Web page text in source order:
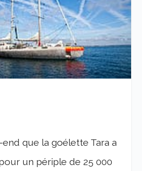
end que la goélette Tara a
un périple de 25 000